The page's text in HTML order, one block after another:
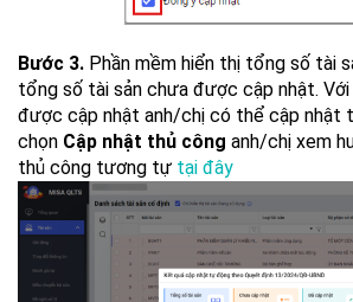
Bước 3. Phần mềm hiển thị tổng số tài
tổng số tài sản chưa được cập nhật.
được cập nhật anh/chị có thể cập nhật
chọn Cập nhật thủ công anh/chị xem
thủ công tương tự tại đây